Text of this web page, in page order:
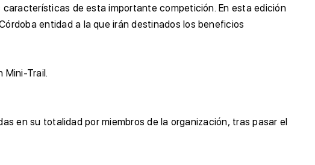
de esta importante competición. En esta edición
entidad a la que irán destinados los beneficios
Mini-Trail.
en su totalidad por miembros de la organización, tras pasar el